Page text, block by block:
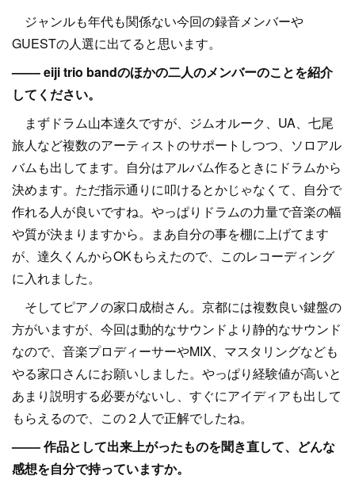
ジャンルも年代も関係ない今回の録音メンバーや
GUESTの人選に出てると思います。
–––– eiji trio bandのほかの二人のメンバーのことを紹介
してください。
まずドラム山本達久ですが、ジムオルーク、UA、七尾
旅人など複数のアーティストのサポートしつつ、ソロアル
バムも出してます。自分はアルバム作るときにドラムから
決めます。ただ指示通りに叩けるとかじゃなくて、自分で
作れる人が良いですね。やっぱりドラムの力量で音楽の幅
や質が決まりますから。まあ自分の事を棚に上げてます
が、達久くんからOKもらえたので、このレコーディング
に入れました。
そしてピアノの家口成樹さん。京都には複数良い鍵盤の
方がいますが、今回は動的なサウンドより静的なサウンド
なので、音楽プロディーサーやMIX、マスタリングなども
やる家口さんにお願いしました。やっぱり経験値が高いと
あまり説明する必要がないし、すぐにアイディアも出して
もらえるので、この２人で正解でしたね。
–––– 作品として出来上がったものを聞き直して、どんな
感想を自分で持っていますか。